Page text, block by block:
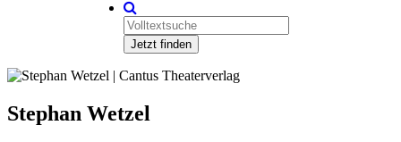
Jetzt finden
Stephan Wetzel